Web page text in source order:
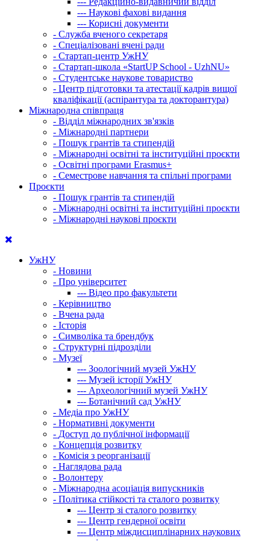
--- Наукові фахові видання
--- Корисні документи
- Служба вченого секретаря
- Спеціалізовані вчені ради
- Стартап-центр УжНУ
- Стартап-школа «StartUP School - UzhNU»
- Студентське наукове товариство
- Центр підготовки та атестації кадрів вищої
кваліфікації (аспірантура та докторантура)
Міжнародна співпраця
- Відділ міжнародних зв'язків
- Міжнародні партнери
- Пошук грантів та стипендій
- Міжнародні освітні та інституційні проєкти
- Освітні програми Erasmus+
- Семестрове навчання та спільні програми
Проєкти
- Пошук грантів та стипендій
- Міжнародні освітні та інституційні проєкти
- Міжнародні наукові проєкти
УжНУ
- Новини
- Про університет
--- Відео про факультети
- Керівництво
- Вчена рада
- Історія
- Символіка та брендбук
- Структурні підрозділи
- Музеї
--- Зоологічний музей УжНУ
--- Музей історії УжНУ
--- Археологічний музей УжНУ
--- Ботанічний сад УжНУ
- Медіа про УжНУ
- Нормативні документи
- Доступ до публічної інформації
- Концепція розвитку
- Комісія з реорганізації
- Наглядова рада
- Волонтеру
- Міжнародна асоціація випускників
- Політика стійкості та сталого розвитку
--- Центр зі сталого розвитку
--- Центр гендерної освіти
--- Центр міждисциплінарних наукових